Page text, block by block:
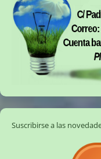
Suscribirse a las